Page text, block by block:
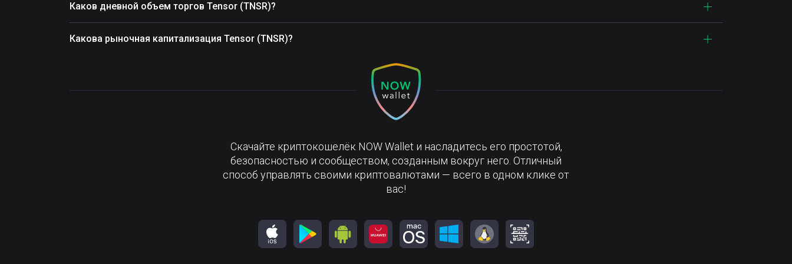
Каков дневной объем торгов Tensor (TNSR)?
Какова рыночная капитализация Tensor (TNSR)?
Скачайте криптокошелёк NOW Wallet и насладитесь его простотой,
безопасностью и сообществом, созданным вокруг него. Отличный
способ управлять своими криптовалютами — всего в одном клике от
вас!